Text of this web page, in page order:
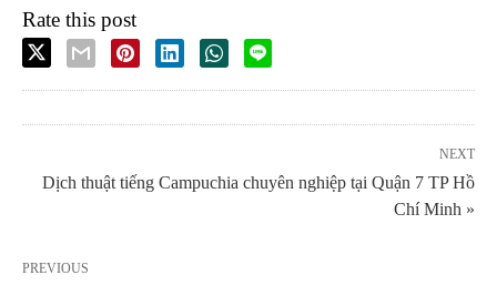
Rate this post
NEXT
Dịch thuật tiếng Campuchia chuyên nghiệp tại Quận 7 TP Hồ
Chí Minh »
PREVIOUS